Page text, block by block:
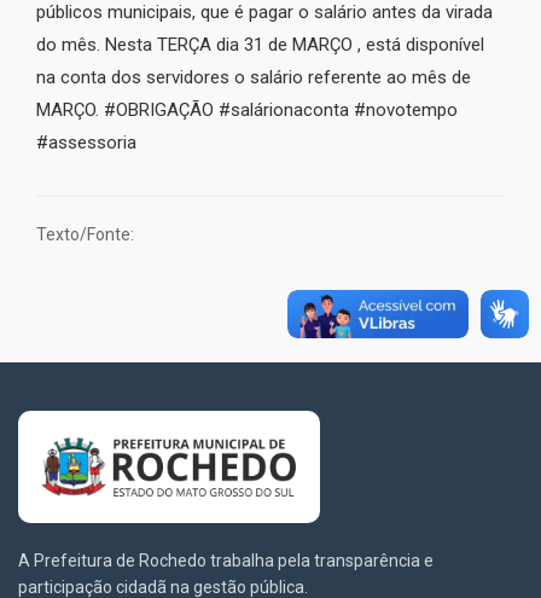
públicos municipais, que é pagar o salário antes da virada
do mês. Nesta TERÇA dia 31 de MARÇO , está disponível
na conta dos servidores o salário referente ao mês de
MARÇO. #OBRIGAÇÃO #salárionaconta #novotempo
#assessoria
Texto/Fonte:
A Prefeitura de Rochedo trabalha pela transparência e
participação cidadã na gestão pública.